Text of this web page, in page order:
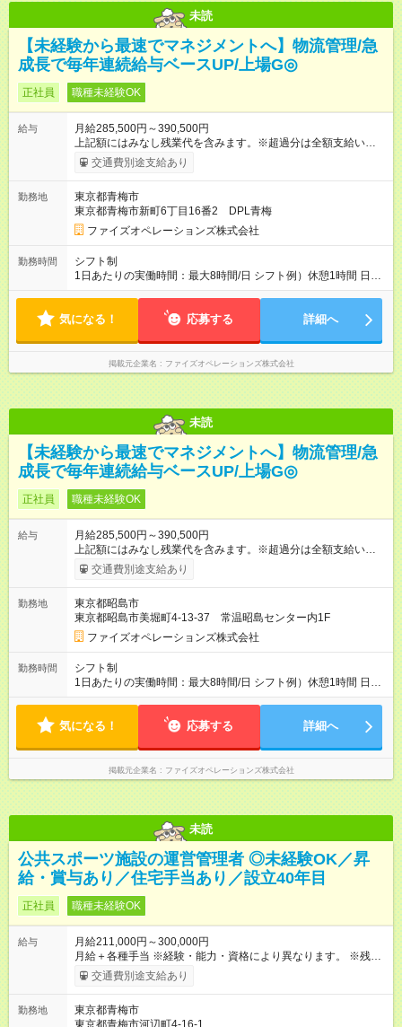
未読
【未経験から最速でマネジメントへ】物流管理/急
成長で毎年連続給与ベースUP/上場G◎
正社員 職種未経験OK
給与
月給285,500円～390,500円
上記額にはみなし残業代を含みます。※超過分は全額支給いたし
ます。 みなし残業代 44,000円 ～ 60,000円／月 みなし残業時
間 25時間／月 ・能力や経験などを考慮して決定します。 ・上記
す。 ・超過分は全額支給します。 2年連続給与のベースアップ
を行っており、まだまだ規模拡大を進めております！ 【試用期
間】試用期間あり 試用期間の長さ：3ヶ月 雇用形態、給与は本
採用時と同じです。
交通費別途支給あり
勤務地
東京都青梅市
東京都青梅市新町6丁目16番2 DPL青梅
ファイズオペレーションズ株式会社
勤務時間
シフト制
1日あたりの実働時間：最大8時間/日 シフト例）休憩1時間 日
勤 8:00～19:00 夜勤 19:00～翌6:00 ※日勤/夜勤混在のシフト
お伺いしております ご家庭の事情等により夜勤勤務ができな
気になる！ 応募する 詳細へ
掲載元企業名 ファイズオペレーションズ株式会社
未読
【未経験から最速でマネジメントへ】物流管理/急
成長で毎年連続給与ベースUP/上場G◎
正社員 職種未経験OK
給与
月給285,500円～390,500円
上記額にはみなし残業代を含みます。※超過分は全額支給いたし
ます。 みなし残業代 44,000円 ～ 60,000円／月 みなし残業時
間 25時間／月 ・能力や経験などを考慮して決定します。 ・上記
す。 ・超過分は全額支給します。 2年連続給与のベースアップ
を行っており、まだまだ規模拡大を進めております！ 【試用期
間】試用期間あり 試用期間の長さ：3ヶ月 雇用形態、給与は本
採用時と同じです。
交通費別途支給あり
勤務地
東京都昭島市
東京都昭島市美堀町4-13-37 常温昭島センター内1F
ファイズオペレーションズ株式会社
勤務時間
シフト制
1日あたりの実働時間：最大8時間/日 シフト例）休憩1時間 日
勤 8:00～19:00 夜勤 19:00～翌6:00 ※日勤/夜勤混在のシフト
お伺いしております ご家庭の事情等により夜勤勤務ができな
気になる！ 応募する 詳細へ
掲載元企業名 ファイズオペレーションズ株式会社
未読
公共スポーツ施設の運営管理者 ◎未経験OK／昇
給・賞与あり／住宅手当あり／設立40年目
正社員 職種未経験OK
給与
月給211,000円～300,000円
月給＋各種手当 ※経験・能力・資格により異なります。 ※残業
代は上記に含まれません。別途全額支給いたします。 ※家族手
当が基本給に含まれております。 ※3ヶ月間の試用期間がありま
用期間あり 試用期間の長さ：3ヶ月 雇用形態、給与は本採用時
交通費別途支給あり
勤務地
東京都青梅市
東京都青梅市河辺町4-16-1